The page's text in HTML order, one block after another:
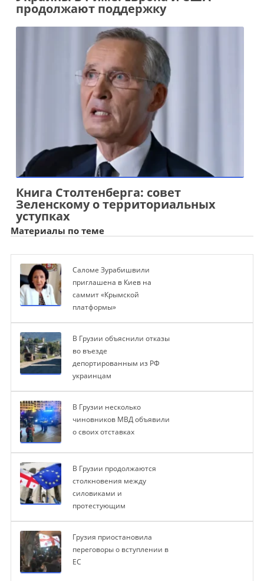
продолжают поддержку
Книга Столтенберга: совет
Зеленскому о территориальных
уступках
Материалы по теме
Саломе Зурабишвили
приглашена в Киев на
саммит «Крымской
платформы»
В Грузии объяснили отказы
во въезде
депортированным из РФ
украинцам
В Грузии несколько
чиновников МВД объявили
о своих отставках
В Грузии продолжаются
столкновения между
силовиками и
протестующим
Грузия приостановила
переговоры о вступлении в
ЕС